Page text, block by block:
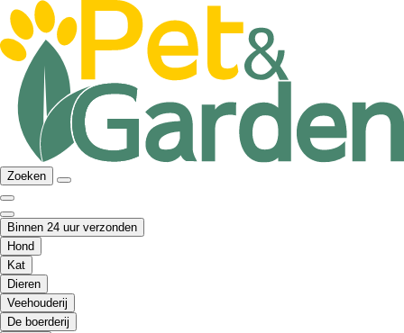
Zoeken
Binnen 24 uur verzonden
Hond
Kat
Dieren
Veehouderij
De boerderij